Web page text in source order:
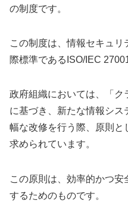
の制度です。
この制度は、情報セキュリ
際標準であるISO/IEC
政府組織においては、「ク
に基づき、新たな情報シ
幅な改修を行う際、原則
求められています。
この原則は、効率的かつ
するためのものです。